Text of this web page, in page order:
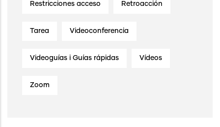
Restricciones acceso Retroacción
Tarea Videoconferencia
Videoguías i Guías rápidas Vídeos
Zoom